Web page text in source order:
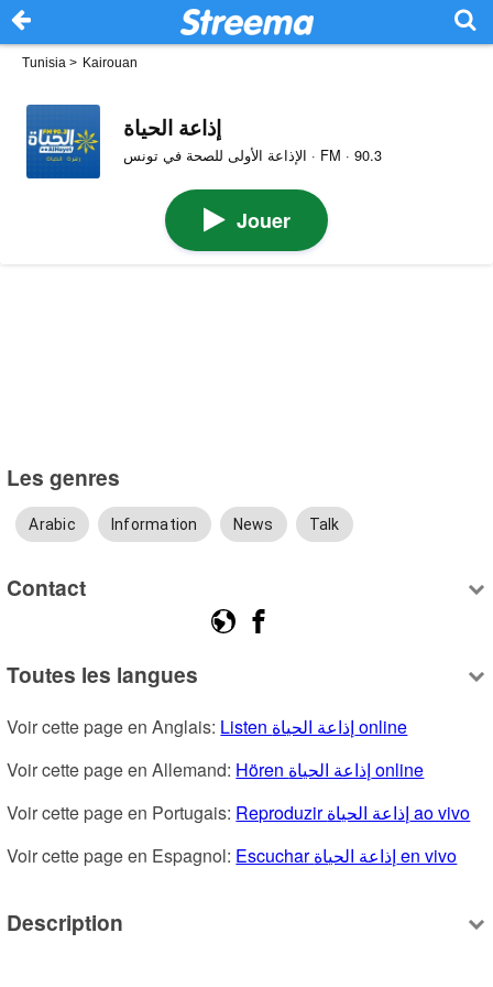
Tunisia > Kairouan
إذاعة الحياة
الإذاعة الأولى للصحة في تونس · FM · 90.3
Jouer
Les genres
Arabic Information News Talk
Contact
Toutes les langues
Voir cette page en Anglais:
Listen إذاعة الحياة online
Voir cette page en Allemand:
Hören إذاعة الحياة online
Voir cette page en Portugais:
Reproduzir إذاعة الحياة ao vivo
Voir cette page en Espagnol:
Escuchar إذاعة الحياة en vivo
Description